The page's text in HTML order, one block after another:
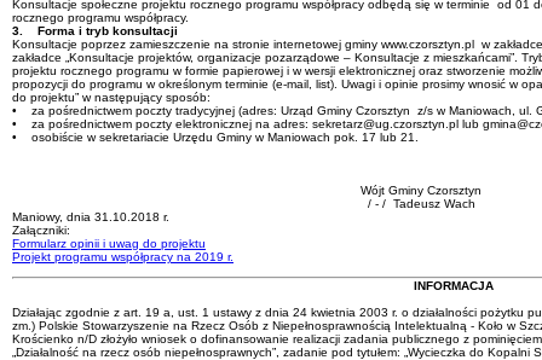
Konsultacje społeczne projektu rocznego programu współpracy odbędą się w terminie od 01
rocznego programu współpracy.
3. Forma i tryb konsultacji
Konsultacje poprzez zamieszczenie na stronie internetowej gminy www.czorsztyn.pl w
zakładce „Konsultacje projektów, organizacje pozarządowe – Konsultacje z mieszkańcami”.
projektu rocznego programu w formie papierowej i w wersji elektronicznej oraz stworzenie
propozycji do programu w określonym terminie (e-mail, list). Uwagi i opinie prosimy wnosić w
do projektu” w następujący sposób:
• za pośrednictwem poczty tradycyjnej (adres: Urząd Gminy Czorsztyn z/s w Maniowach, ul.
• za pośrednictwem poczty elektronicznej na adres: sekretarz@ug.czorsztyn.pl lub
• osobiście w sekretariacie Urzędu Gminy w Maniowach pok. 17 lub 21.
Wójt Gminy Czorsztyn
/ - / Tadeusz Wach
Maniowy, dnia 31.10.2018 r.
Załączniki:
Formularz opinii i uwag do projektu
Projekt programu współpracy na 2019 r.
INFORMACJA
Działając zgodnie z art. 19 a, ust. 1 ustawy z dnia 24 kwietnia 2003 r. o działalności pożytku
zm.) Polskie Stowarzyszenie na Rzecz Osób z Niepełnosprawnością Intelektualną - Koło w
Krościenko n/D złożyło wniosek o dofinansowanie realizacji zadania publicznego z
„Działalność na rzecz osób niepełnosprawnych”, zadanie pod tytułem: „Wycieczka do Kopalni